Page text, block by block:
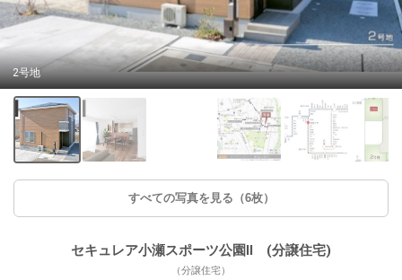
2号地
すべての写真を見る（6枚）
セキュレア小瀬スポーツ公園II (分譲住宅)
（分譲住宅）